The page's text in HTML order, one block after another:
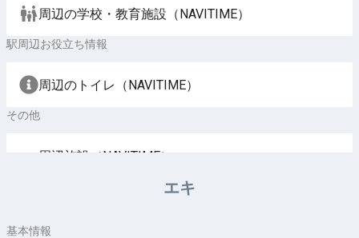
周辺の学校・教育施設（NAVITIME）
駅周辺お役立ち情報
周辺のトイレ（NAVITIME）
その他
周辺施設（NAVITIME）
エキ
基本情報